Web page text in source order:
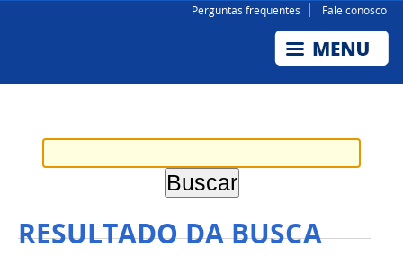
Perguntas frequentes Fale conosco
RESULTADO DA BUSCA